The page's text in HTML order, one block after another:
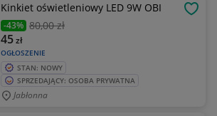
Kinkiet oświetleniowy LED 9W OBI
-43% 80,00 zł
OGŁOSZENIE
45zł
STAN: NOWY
SPRZEDAJĄCY: OSOBA PRYWATNA
Jabłonna